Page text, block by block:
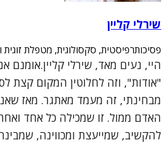
שירלי קליין
פסיכותרפיסטית, סקסולוגית, מטפלת
היי, נעים מאד, שירלי קליין.אומנם
"אודות", וזה לחלוטין המקום קצת
מבחינתי, זה מעמד מאתגר. מאז
האדם ממול. זו שמכילה כל אחד
להקשיב, שמייעצת ומכווינה,